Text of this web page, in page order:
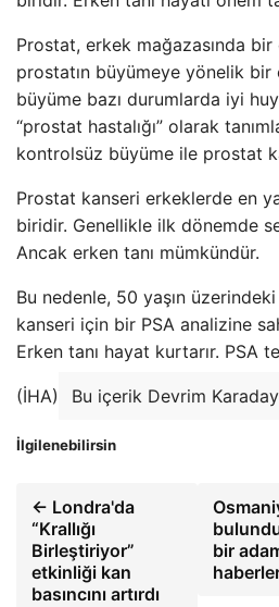
Prostat, erkek mağazasında bir
prostatın büyümeye yönelik bir
büyüme bazı durumlarda iyi
“prostat hastalığı” olarak
kontrolsüz büyüme ile prostat
Prostat kanseri erkeklerde en
biridir. Genellikle ilk dönemde
Ancak erken tanı mümkündür.
Bu nedenle, 50 yaşın
kanseri için bir PSA analizine
Erken tanı hayat kurtarır. PSA
(İHA) Bu içerik Devrim Karaday
İlgilenebilirsin
← Londra'da
“Krallığı
Birleştiriyor”
etkinliği kan
basıncını artırdı
bir